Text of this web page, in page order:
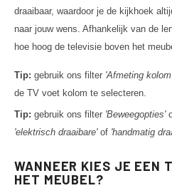
draaibaar, waardoor je de kijkhoek
naar jouw wens. Afhankelijk van de
hoe hoog de televisie boven het
Tip: gebruik ons filter 'Afmeting kolom'
de TV voet kolom te selecteren.
Tip: gebruik ons filter 'Beweegopties'
'elektrisch draaibare'of 'handmatig
WANNEER KIES JE EEN
HET MEUBEL?